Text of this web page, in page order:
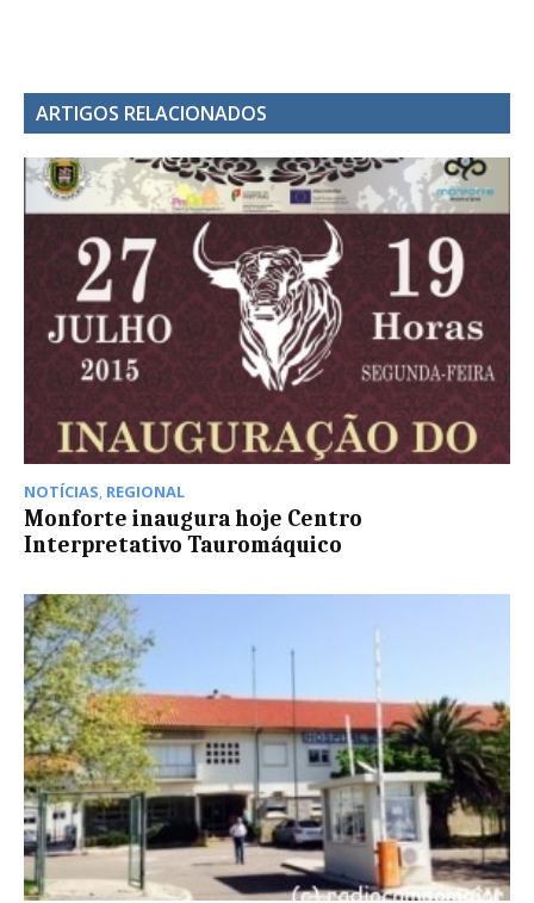
ARTIGOS RELACIONADOS
NOTÍCIAS, REGIONAL
Monforte inaugura hoje Centro
Interpretativo Tauromáquico